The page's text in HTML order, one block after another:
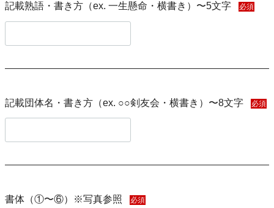
記載熟語・書き方（ex. 一生懸命・横書き）〜5文字 必須
記載団体名・書き方（ex. ○○剣友会・横書き）〜8文字 必須
書体（①〜⑥）※写真参照 必須